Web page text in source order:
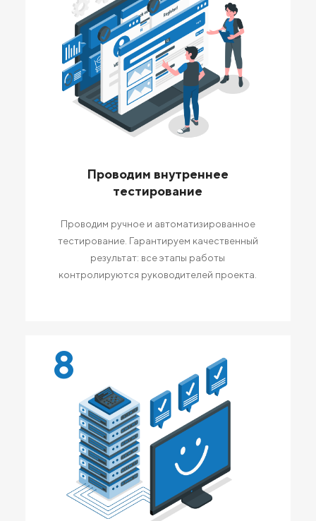
Проводим внутреннее
тестирование
Проводим ручное и автоматизированное
тестирование. Гарантируем качественный
результат: все этапы работы
контролируются руководителей проекта.
8